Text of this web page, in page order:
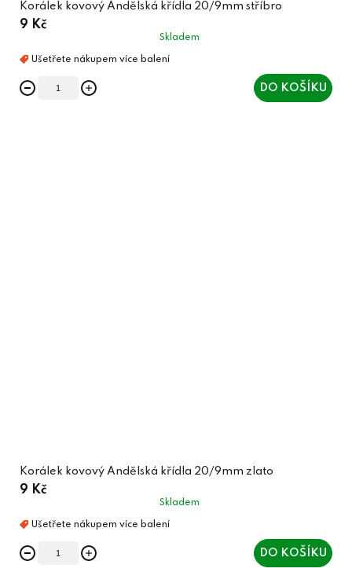
Korálek kovový Andělská křídla 20/9mm stříbro
9 Kč
Skladem
DO KOŠÍKU
Korálek kovový Andělská křídla 20/9mm zlato
9 Kč
Skladem
DO KOŠÍKU